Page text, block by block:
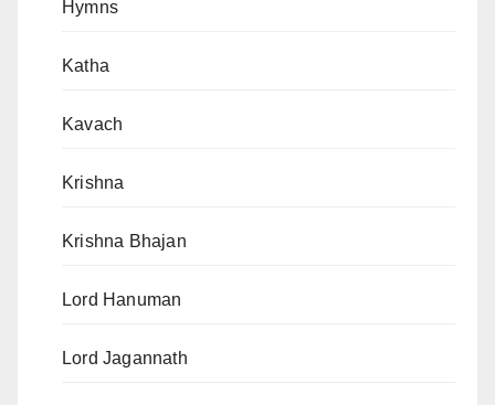
Hymns
Katha
Kavach
Krishna
Krishna Bhajan
Lord Hanuman
Lord Jagannath